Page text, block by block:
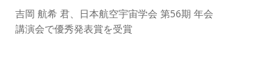
吉岡 航希 君、日本航空宇宙学会 第56期 年会
講演会で優秀発表賞を受賞